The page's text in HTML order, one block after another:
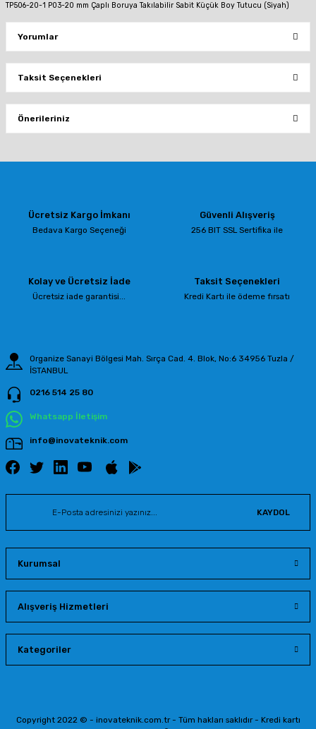
TP506-20-1 P03-20 mm Çaplı Boruya Takılabilir Sabit Küçük Boy Tutucu (Siyah)
Yorumlar
Bu ürüne ilk yorumu siz yapın!
Yorum Yaz
Taksit Seçenekleri
Önerileriniz
Ürün resmi kalitesiz, bozuk veya görüntülenemiyor.
Ürün fiyatı diğer sitelerden daha pahalı.
Ücretsiz Kargo İmkanı
Bedava Kargo Seçeneği
Güvenli Alışveriş
256 BIT SSL Sertifika ile
Kolay ve Ücretsiz İade
Ücretsiz iade garantisi...
Taksit Seçenekleri
Kredi Kartı ile ödeme fırsatı
Organize Sanayi Bölgesi Mah. Sırça Cad. 4. Blok, No:6 34956 Tuzla /
İSTANBUL
0216 514 25 80
Whatsapp İletişim
info@inovateknik.com
KAYDOL
Kurumsal
Alışveriş Hizmetleri
Kategoriler
Copyright 2022 © - inovateknik.com.tr - Tüm hakları saklıdır - Kredi kartı